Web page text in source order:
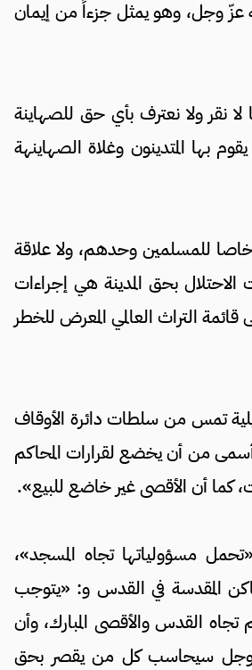
عزّ وجل، وهو يمثل جزءاً من إيمان
لا نقر ولا نعترف بأي حق للصهاينة
بها المتدينون وغلاة الصهاينهة
للمسلمين وحدهم، ولا علاقة
بحق المدينة هي إجراءات
التراث العالمي المعرض للخطر
تمس من سلطات دائرة الأوقاف
أسمى من أن يخضع لقرارات المحاكم
كما أن الأقصى غير خاضع للبيع».
لـ «تحمل مسؤولياتها تجاه المسجد»،
المقدسة في القدس و: «يتوجب
تجاه القدس والأقصى المبارك، وأن
عزّ وجل سيحاسب كل من يقصر بحق